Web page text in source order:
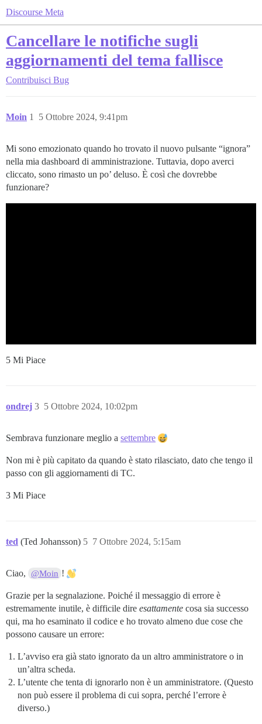
Discourse Meta
Cancellare le notifiche sugli
aggiornamenti del tema fallisce
Contribuisci Bug
Moin 5 Ottobre 2024, 9:41pm
1
Mi sono emozionato quando ho trovato il nuovo pulsante “ignora”
nella mia dashboard di amministrazione. Tuttavia, dopo averci
cliccato, sono rimasto un po’ deluso. È così che dovrebbe
funzionare?
5 Mi Piace
ondrej 5 Ottobre 2024, 10:02pm
3
Sembrava funzionare meglio a settembre
Non mi è più capitato da quando è stato rilasciato, dato che tengo il
passo con gli aggiornamenti di TC.
3 Mi Piace
ted (Ted Johansson) 7 Ottobre 2024, 5:15am
5
Ciao, @Moin !
Grazie per la segnalazione. Poiché il messaggio di errore è
estremamente inutile, è difficile dire esattamente cosa sia successo
qui, ma ho esaminato il codice e ho trovato almeno due cose che
possono causare un errore:
L’avviso era già stato ignorato da un altro amministratore o in
un’altra scheda.
L’utente che tenta di ignorarlo non è un amministratore. (Questo
non può essere il problema di cui sopra, perché l’errore è
diverso.)